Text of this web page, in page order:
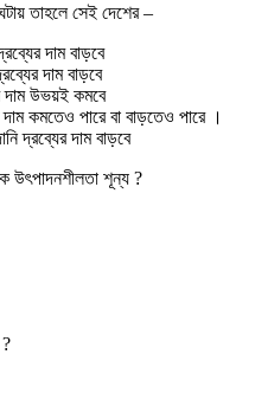
তাহলে সেই দেশের –
দাম বাড়বে
দাম বাড়বে
দাম উভয়ই কমবে
কমতেও পারে বা বাড়তেও পারে ।
দ্রব্যের দাম বাড়বে
উৎপাদনশীলতা শূন্য ?
?